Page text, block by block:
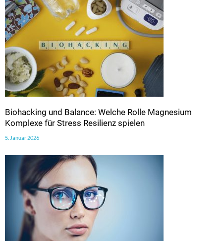
Biohacking und Balance: Welche Rolle Magnesium
Komplexe für Stress Resilienz spielen
5. Januar 2026